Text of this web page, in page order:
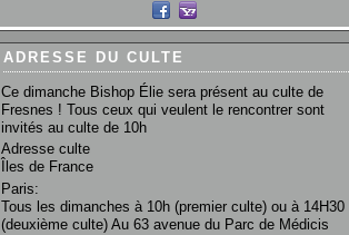
ADRESSE DU CULTE
Ce dimanche Bishop Élie sera présent au culte de
Fresnes ! Tous ceux qui veulent le rencontrer sont
invités au culte de 10h
Adresse culte
Îles de France
Paris:
Tous les dimanches à 10h (premier culte) ou à 14H30
(deuxième culte) Au 63 avenue du Parc de Médicis